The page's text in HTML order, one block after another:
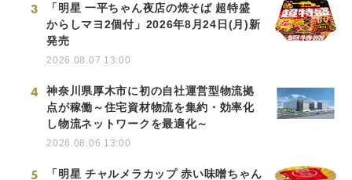
3
「明星 一平ちゃん夜店の焼そば 超特盛
からしマヨ2個付」2026年8月24日(月)新
発売
2026.08.07 13:00
4
神奈川県厚木市に初の自社運営型物流拠
点が稼働～住宅資材物流を集約・効率化
し物流ネットワークを最適化～
2026.08.06 13:00
5 「明星 チャルメラカップ 赤い味噌ちゃん